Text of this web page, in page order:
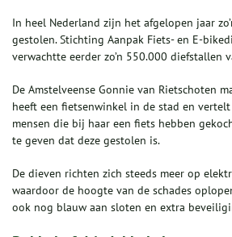
In heel Nederland zijn het afgelopen jaar
gestolen. Stichting Aanpak Fiets- en E-
verwachtte eerder zo’n 550.000 diefstallen
De Amstelveense Gonnie van Rietschoten
heeft een fietsenwinkel in de stad en
mensen die bij haar een fiets hebben
te geven dat deze gestolen is.
De dieven richten zich steeds meer op
waardoor de hoogte van de schades
ook nog blauw aan sloten en extra